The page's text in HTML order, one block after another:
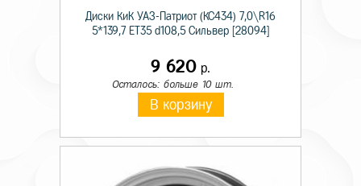
Диски КиК УАЗ-Патриот (КС434) 7,0\R16
5*139,7 ET35 d108,5 Сильвер [28094]
9 620 р.
Осталось: больше 10 шт.
В корзину